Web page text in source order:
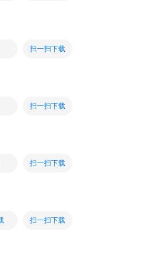
扫一扫下载
扫一扫下载
扫一扫下载
扫一扫下载